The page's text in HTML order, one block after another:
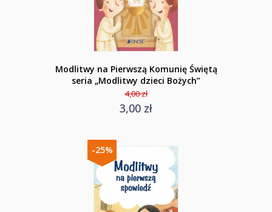
Modlitwy na Pierwszą Komunię Świętą
seria „Modlitwy dzieci Bożych”
4,00 zł
3,00 zł
-25%